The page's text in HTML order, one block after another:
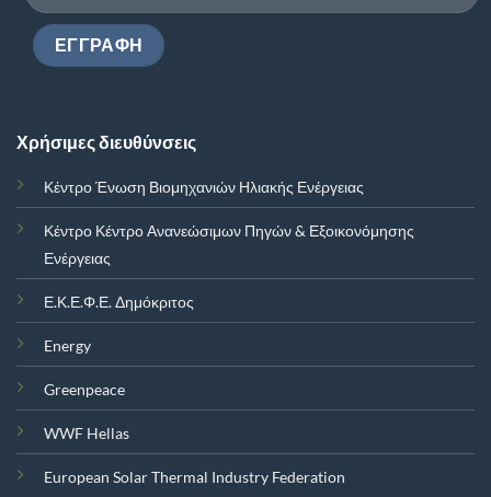
Χρήσιμες διευθύνσεις
Κέντρο Ένωση Βιομηχανιών Ηλιακής Ενέργειας
Κέντρο Κέντρο Ανανεώσιμων Πηγών & Εξοικονόμησης
Ενέργειας
Ε.Κ.Ε.Φ.Ε. Δημόκριτος
Energy
Greenpeace
WWF Hellas
European Solar Thermal Industry Federation